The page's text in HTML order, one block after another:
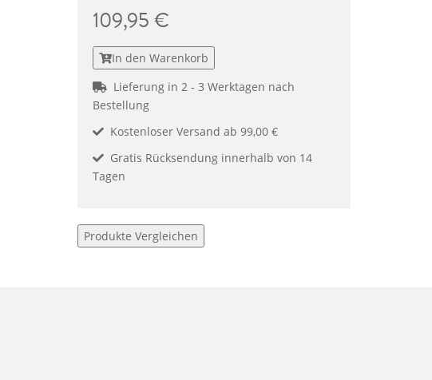
109,95 €
In den Warenkorb
Lieferung in 2 - 3 Werktagen nach
Bestellung
Kostenloser Versand ab 99,00 €
Gratis Rücksendung innerhalb von 14
Tagen
Produkte Vergleichen